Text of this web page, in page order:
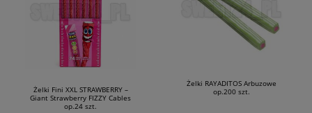
Żelki Fini XXL STRAWBERRY –
Giant Strawberry FIZZY Cables
op.24 szt.
Żelki RAYADITOS Arbuzowe
op.200 szt.